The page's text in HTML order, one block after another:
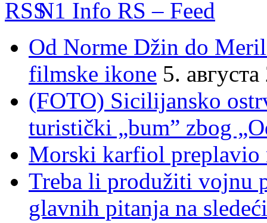
N1 Info RS – Feed
Od Norme Džin do
filmske ikone 5.
(FOTO) Sicilijansko
turistički „bum” zbog
Morski karfiol preplavio
Treba li produžiti vojnu
glavnih pitanja na